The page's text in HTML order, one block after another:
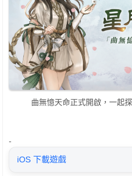
曲無憶天命正式開啟，一起
-
iOS 下載遊戲